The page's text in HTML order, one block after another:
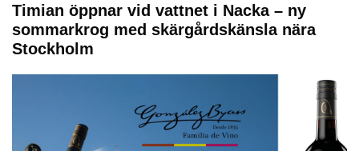
Timian öppnar vid vattnet i Nacka – ny
sommarkrog med skärgårdskänsla nära
Stockholm